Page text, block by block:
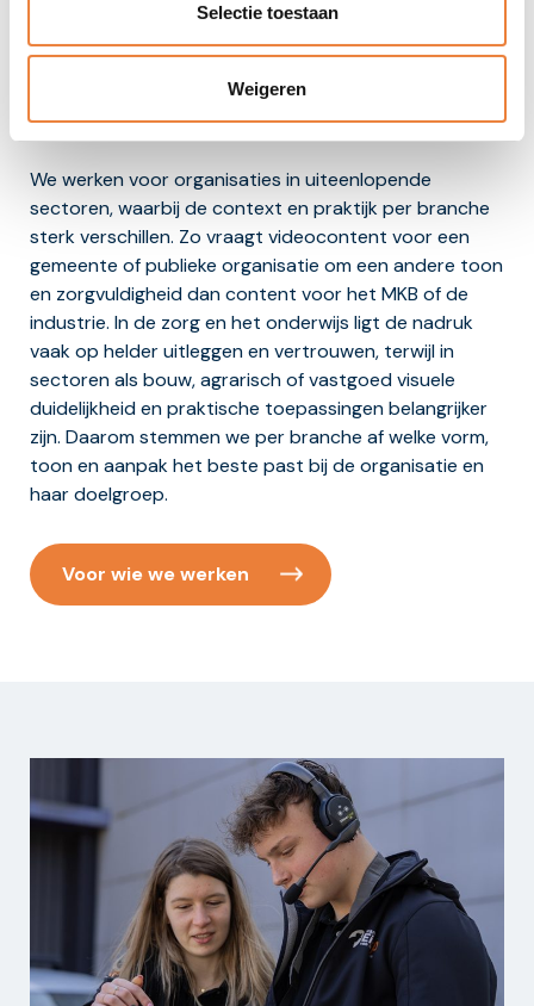
Selectie toestaan
Weigeren
Voor welke branches wij
werken
We werken voor organisaties in uiteenlopende
sectoren, waarbij de context en praktijk per branche
sterk verschillen. Zo vraagt videocontent voor een
gemeente of publieke organisatie om een andere toon
en zorgvuldigheid dan content voor het MKB of de
industrie. In de zorg en het onderwijs ligt de nadruk
vaak op helder uitleggen en vertrouwen, terwijl in
sectoren als bouw, agrarisch of vastgoed visuele
duidelijkheid en praktische toepassingen belangrijker
zijn. Daarom stemmen we per branche af welke vorm,
toon en aanpak het beste past bij de organisatie en
haar doelgroep.
Voor wie we werken